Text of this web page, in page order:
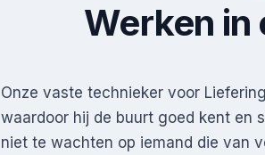
Werken in
Onze vaste technieker voor
waardoor hij de buurt goed kent en
niet te wachten op iemand die van